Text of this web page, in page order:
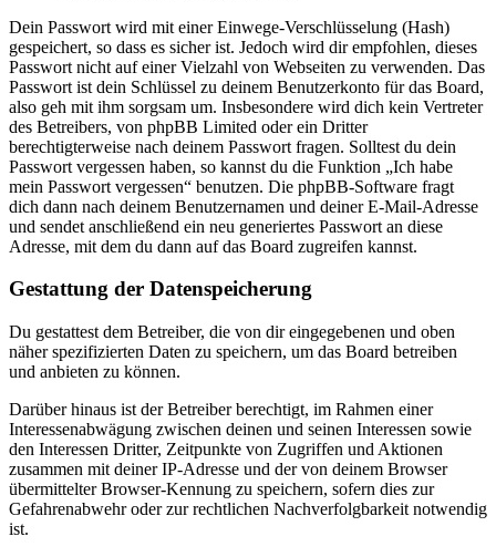
Dein Passwort wird mit einer Einwege-Verschlüsselung (Hash)
gespeichert, so dass es sicher ist. Jedoch wird dir empfohlen, dieses
Passwort nicht auf einer Vielzahl von Webseiten zu verwenden. Das
Passwort ist dein Schlüssel zu deinem Benutzerkonto für das Board,
also geh mit ihm sorgsam um. Insbesondere wird dich kein Vertreter
des Betreibers, von phpBB Limited oder ein Dritter
berechtigterweise nach deinem Passwort fragen. Solltest du dein
Passwort vergessen haben, so kannst du die Funktion „Ich habe
mein Passwort vergessen“ benutzen. Die phpBB-Software fragt
dich dann nach deinem Benutzernamen und deiner E-Mail-Adresse
und sendet anschließend ein neu generiertes Passwort an diese
Adresse, mit dem du dann auf das Board zugreifen kannst.
Gestattung der Datenspeicherung
Du gestattest dem Betreiber, die von dir eingegebenen und oben
näher spezifizierten Daten zu speichern, um das Board betreiben
und anbieten zu können.
Darüber hinaus ist der Betreiber berechtigt, im Rahmen einer
Interessenabwägung zwischen deinen und seinen Interessen sowie
den Interessen Dritter, Zeitpunkte von Zugriffen und Aktionen
zusammen mit deiner IP-Adresse und der von deinem Browser
übermittelter Browser-Kennung zu speichern, sofern dies zur
Gefahrenabwehr oder zur rechtlichen Nachverfolgbarkeit notwendig
ist.